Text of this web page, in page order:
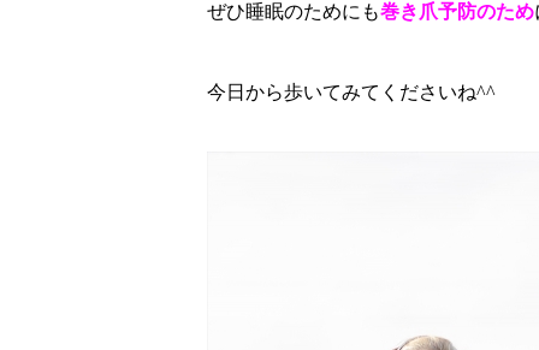
ぜひ睡眠のためにも巻き爪予防のため
今日から歩いてみてくださいね^^